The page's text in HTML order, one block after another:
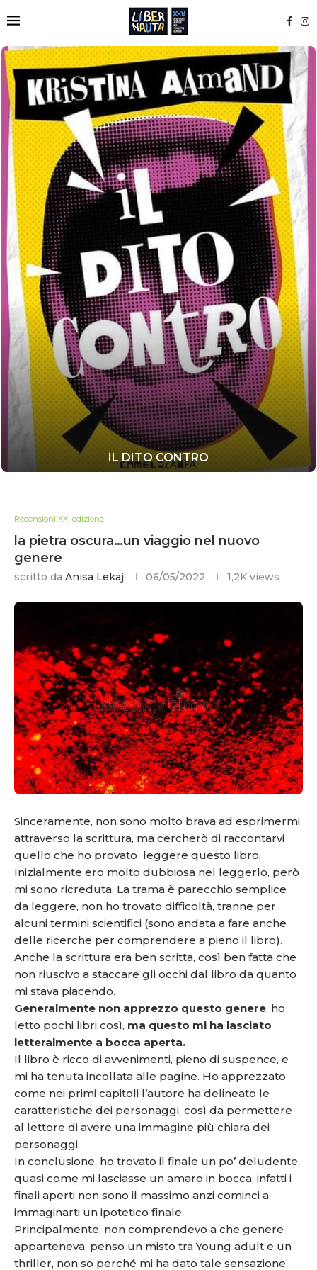
IL DITO CONTRO
Recensioni XXI edizione
la pietra oscura…un viaggio nel nuovo
genere
scritto da Anisa Lekaj 06/05/2022 1,2K views
Sinceramente, non sono molto brava ad esprimermi
attraverso la scrittura, ma cercherò di raccontarvi
quello che ho provato leggere questo libro.
Inizialmente ero molto dubbiosa nel leggerlo, però
mi sono ricreduta. La trama è parecchio semplice
da leggere, non ho trovato difficoltà, tranne per
alcuni termini scientifici (sono andata a fare anche
delle ricerche per comprendere a pieno il libro).
Anche la scrittura era ben scritta, così ben fatta che
non riuscivo a staccare gli occhi dal libro da quanto
mi stava piacendo.
Generalmente non apprezzo questo genere, ho
letto pochi libri così, ma questo mi ha lasciato
letteralmente a bocca aperta.
Il libro è ricco di avvenimenti, pieno di suspence, e
mi ha tenuta incollata alle pagine. Ho apprezzato
come nei primi capitoli l’autore ha delineato le
caratteristiche dei personaggi, così da permettere
al lettore di avere una immagine più chiara dei
personaggi.
In conclusione, ho trovato il finale un po’ deludente,
quasi come mi lasciasse un amaro in bocca, infatti i
finali aperti non sono il massimo anzi cominci a
immaginarti un ipotetico finale.
Principalmente, non comprendevo a che genere
apparteneva, penso un misto tra Young adult e un
thriller, non so perché mi ha dato tale sensazione.